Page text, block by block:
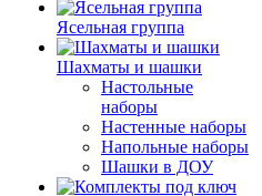
Ясельная группа
Шахматы и шашки
Настольные
наборы
Настенные наборы
Напольные наборы
Шашки в ДОУ